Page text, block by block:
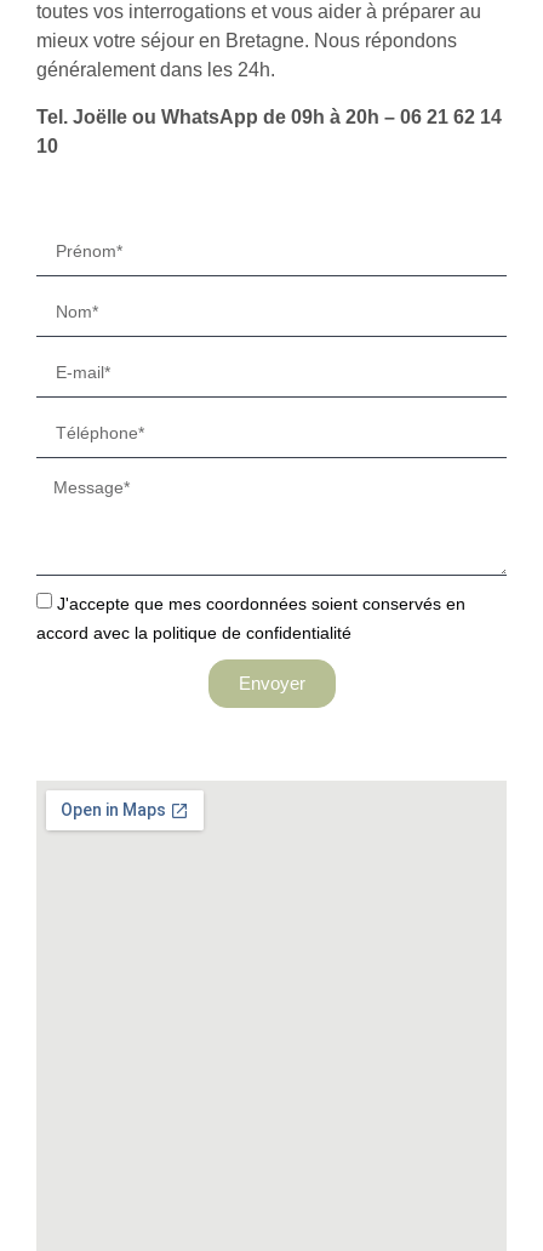
toutes vos interrogations et vous aider à préparer au
mieux votre séjour en Bretagne. Nous répondons
généralement dans les 24h.
Tel. Joëlle ou WhatsApp de 09h à 20h – 06 21 62 14
10
J'accepte que mes coordonnées soient conservés en
accord avec la politique de confidentialité
Envoyer